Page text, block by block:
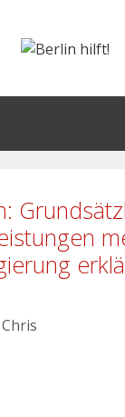
Chris